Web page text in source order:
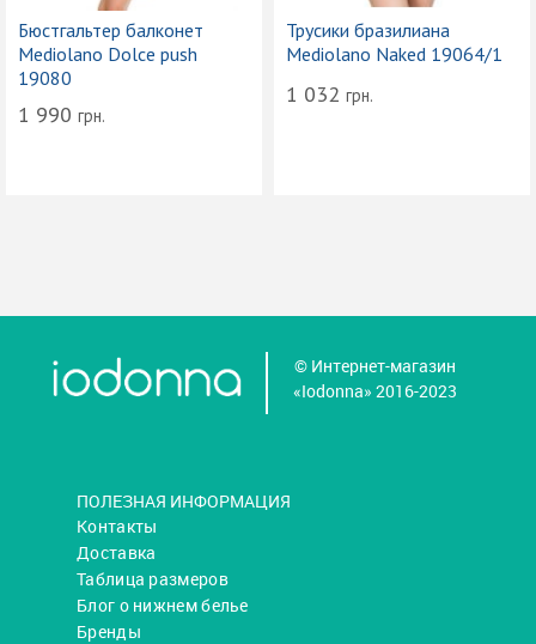
Бюстгальтер балконет
Mediolano Dolce push
19080
1 990 грн.
Трусики бразилиана
Mediolano Naked 19064/1
1 032 грн.
© Интернет-магазин
«Iodonna» 2016-2023
ПОЛЕЗНАЯ ИНФОРМАЦИЯ
Контакты
Доставка
Таблица размеров
Блог о нижнем белье
Бренды